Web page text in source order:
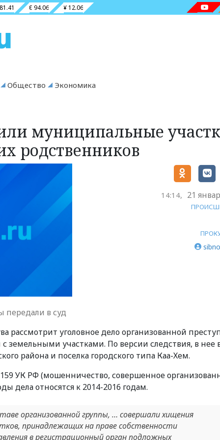
€ 94.06 ¥ 12.06
Общество Экономика
муниципальные
родственников
14:14, 21
передали в суд
рассмотрит уголовное дело организованной
участками. По версии следствия, в нее
района и поселка городского типа Каа-Хем.
159 УК РФ (мошенничество, совершенное
дела относятся к 2014-2016 годам.
организованной группы, … совершали хищения
принадлежащих на праве собственности
в регистрационный орган подложных